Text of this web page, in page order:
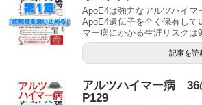
ApoE4は強力なアルツハイマ
ApoE4遺伝子を全く保有して
マー病にかかる生涯リスクは
記事を読
アルツハイマー病
P129